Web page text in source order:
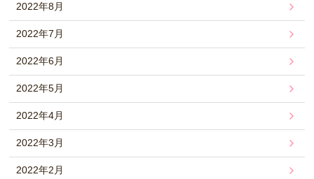
2022年8月
2022年7月
2022年6月
2022年5月
2022年4月
2022年3月
2022年2月